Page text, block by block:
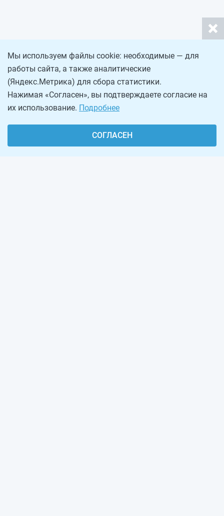
Мы используем файлы cookie: необходимые — для
работы сайта, а также аналитические
(Яндекс.Метрика) для сбора статистики.
Нажимая «Согласен», вы подтверждаете согласие на
их использование. Подробнее
СОГЛАСЕН